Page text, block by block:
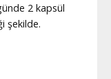
2 kapsül
şekilde.